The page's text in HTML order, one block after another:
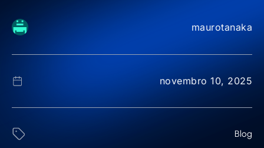
maurotanaka
novembro 10, 2025
Blog